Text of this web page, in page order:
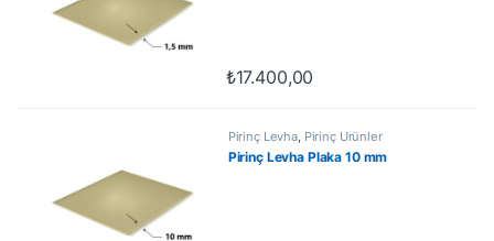
₺17.400,00
Pirinç Levha, Pirinç Ürünler
Pirinç Levha Plaka 10 mm